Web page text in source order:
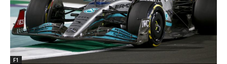
F1